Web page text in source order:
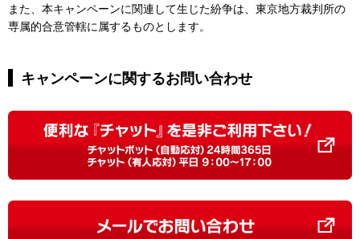
また、本キャンペーンに関連して生じた紛争は、東京地方裁判所の
専属的合意管轄に属するものとします。
キャンペーンに関するお問い合わせ